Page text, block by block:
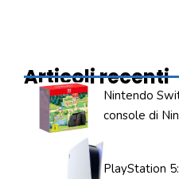
Articoli recenti
Nintendo
console di
PlayStation